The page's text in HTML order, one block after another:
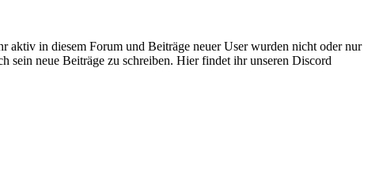
aktiv in diesem Forum und Beiträge neuer User wurden nicht oder nur
sein neue Beiträge zu schreiben. Hier findet ihr unseren Discord